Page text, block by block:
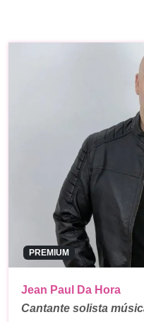
PREMIUM
Jean Paul Da Hora
Cantante solista